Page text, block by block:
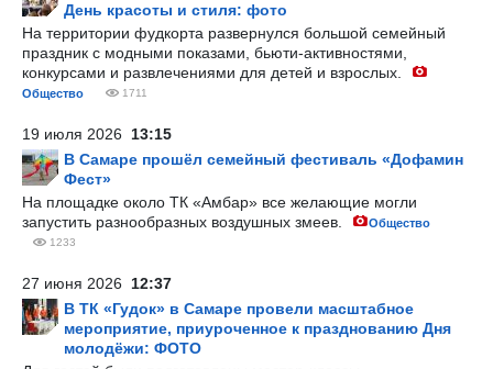
День красоты и стиля: фото
На территории фудкорта развернулся большой семейный
праздник с модными показами, бьюти-активностями,
конкурсами и развлечениями для детей и взрослых.
Общество 1711
19 июля 2026 13:15
В Самаре прошёл семейный фестиваль «Дофамин
Фест»
На площадке около ТК «Амбар» все желающие могли
запустить разнообразных воздушных змеев.
Общество
1233
27 июня 2026 12:37
В ТК «Гудок» в Самаре провели масштабное
мероприятие, приуроченное к празднованию Дня
молодёжи: ФОТО